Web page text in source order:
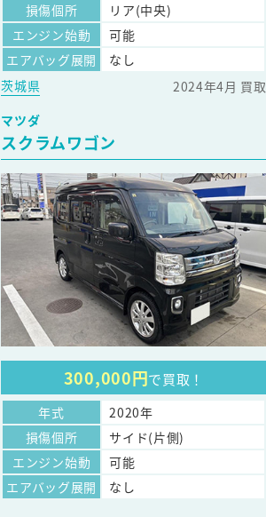
損傷個所
リア(中央)
エンジン始動
可能
エアバッグ展開
なし
茨城県
2024年4月 買取
マツダ
スクラムワゴン
300,000円で買取！
年式
2020年
損傷個所
サイド(片側)
エンジン始動
可能
エアバッグ展開
なし